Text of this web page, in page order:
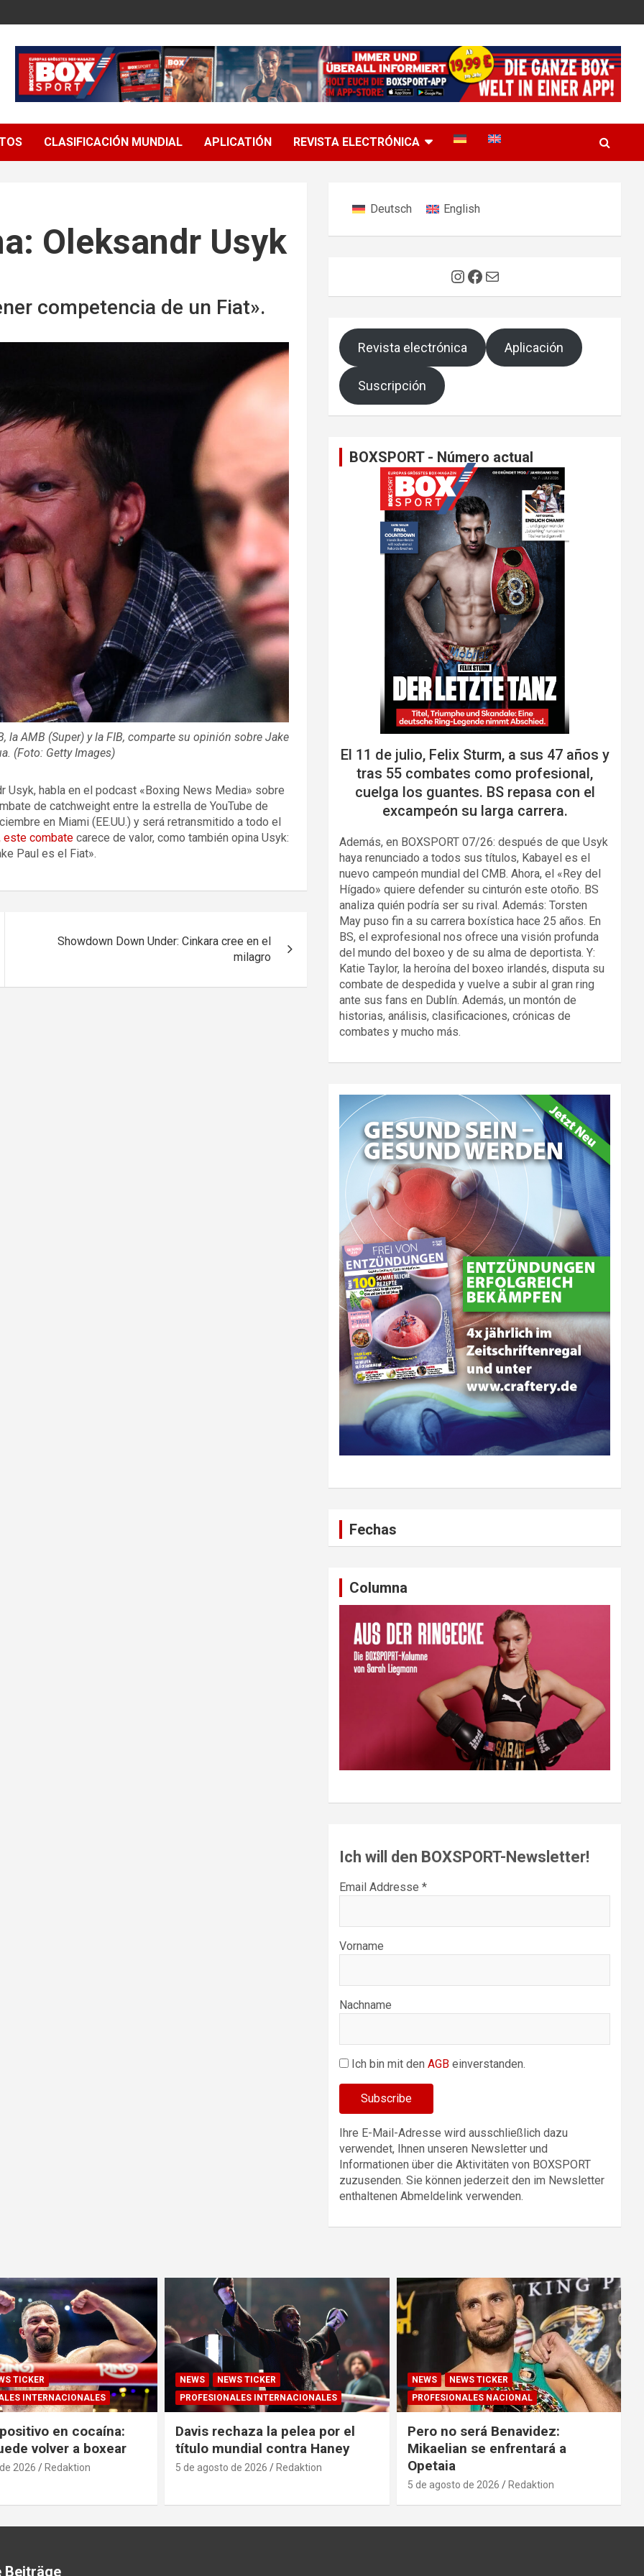
CLASIFICACIÓN MUNDIAL APLICATIÓN REVISTA ELECTRÓNICA
Oleksandr Usyk
competencia de un Fiat».
la AMB (Super) y la FIB, comparte su opinión sobre Jake
(Foto: Getty Images)
habla en el podcast «Boxing News Media» sobre
de catchweight entre la estrella de YouTube de
en Miami (EE.UU.) y será retransmitido a todo el
este combate carece de valor, como también opina Usyk:
Paul es el Fiat».
Showdown Down Under: Cinkara cree en el
milagro
Deutsch English
Instagram
Facebook
Correo electrónico
Revista electrónica Aplicación
Suscripción
BOXSPORT - Número actual
El 11 de julio, Felix Sturm, a sus 47 años y
tras 55 combates como profesional,
cuelga los guantes. BS repasa con el
excampeón su larga carrera.
Además, en BOXSPORT 07/26: después de que Usyk
haya renunciado a todos sus títulos, Kabayel es el
nuevo campeón mundial del CMB. Ahora, el «Rey del
Hígado» quiere defender su cinturón este otoño. BS
analiza quién podría ser su rival. Además: Torsten
May puso fin a su carrera boxística hace 25 años. En
BS, el exprofesional nos ofrece una visión profunda
del mundo del boxeo y de su alma de deportista. Y:
Katie Taylor, la heroína del boxeo irlandés, disputa su
combate de despedida y vuelve a subir al gran ring
ante sus fans en Dublín. Además, un montón de
historias, análisis, clasificaciones, crónicas de
combates y mucho más.
Fechas
Columna
Ich will den BOXSPORT-Newsletter!
Email Addresse *
Vorname
Nachname
Ich bin mit denAGB einverstanden.
Ihre E-Mail-Adresse wird ausschließlich dazu
verwendet, Ihnen unseren Newsletter und
Informationen über die Aktivitäten von BOXSPORT
zuzusenden. Sie können jederzeit den im Newsletter
enthaltenen Abmeldelink verwenden.
TICKER
INTERNACIONALES
en cocaína:
volver a boxear
2026 Redaktion
NEWS
NEWS TICKER
PROFESIONALES INTERNACIONALES
Davis rechaza la pelea por el
título mundial contra Haney
5 de agosto de 2026 Redaktion
NEWS
NEWS TICKER
PROFESIONALES NACIONAL
Pero no será Benavidez:
Mikaelian se enfrentará a
Opetaia
5 de agosto de 2026 Redaktion
Beiträge